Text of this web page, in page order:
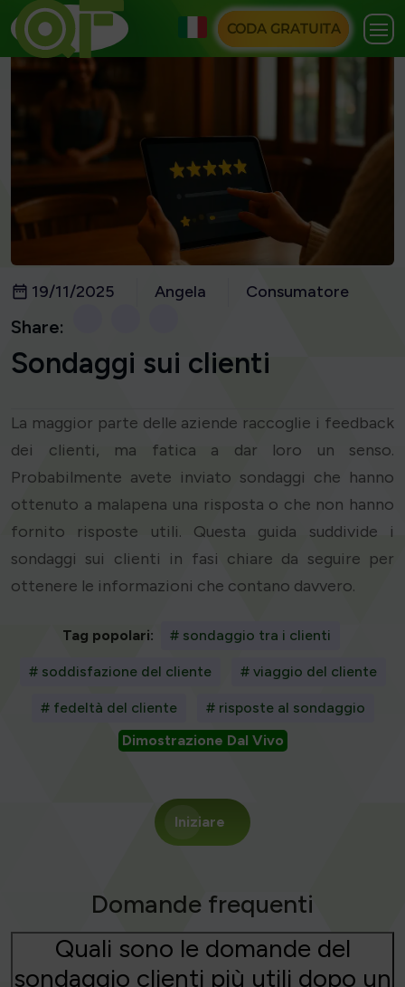
CODA GRATUITA
19/11/2025 Angela Consumatore
Share:
Sondaggi sui clienti
La maggior parte delle aziende raccoglie i feedback
dei clienti, ma fatica a dar loro un senso.
Probabilmente avete inviato sondaggi che hanno
ottenuto a malapena una risposta o che non hanno
fornito risposte utili. Questa guida suddivide i
sondaggi sui clienti in fasi chiare da seguire per
ottenere le informazioni che contano davvero.
Tag popolari: # sondaggio tra i clienti
# soddisfazione del cliente # viaggio del cliente
# fedeltà del cliente
# risposte al sondaggio
Dimostrazione Dal Vivo
Iniziare
Domande frequenti
Quali sono le domande del
sondaggio clienti più utili dopo un